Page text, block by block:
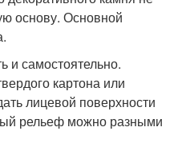
основу. Основной
и самостоятельно.
картона или
лицевой поверхности
рельеф можно разными